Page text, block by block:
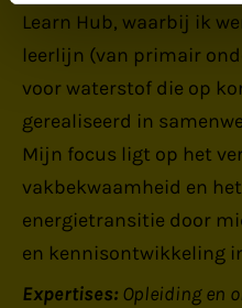
Learn Hub, waarbij ik
leerlijn (van primair
voor waterstof die op
gerealiseerd in
Mijn focus ligt op het
vakbekwaamheid en
energietransitie door
en kennisontwikkeling
Expertises: Opleiding en